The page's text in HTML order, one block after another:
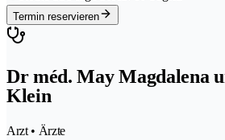
Termin reservieren
Dr méd. May Magdalena
Klein
Arzt • Ärzte